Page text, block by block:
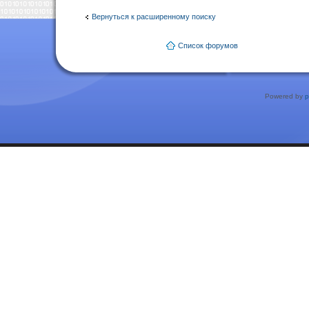
Вернуться к расширенному поиску
Список форумов
Powered by